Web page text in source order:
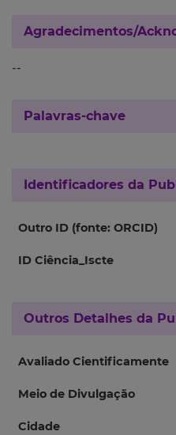
Agradecimentos/
--
Palavras-chave
Identificadores da
Outro ID (fonte: ORCID)
ID Ciência_Iscte
Outros Detalhes da
Avaliado Cientificamente
Meio de Divulgação
Cidade